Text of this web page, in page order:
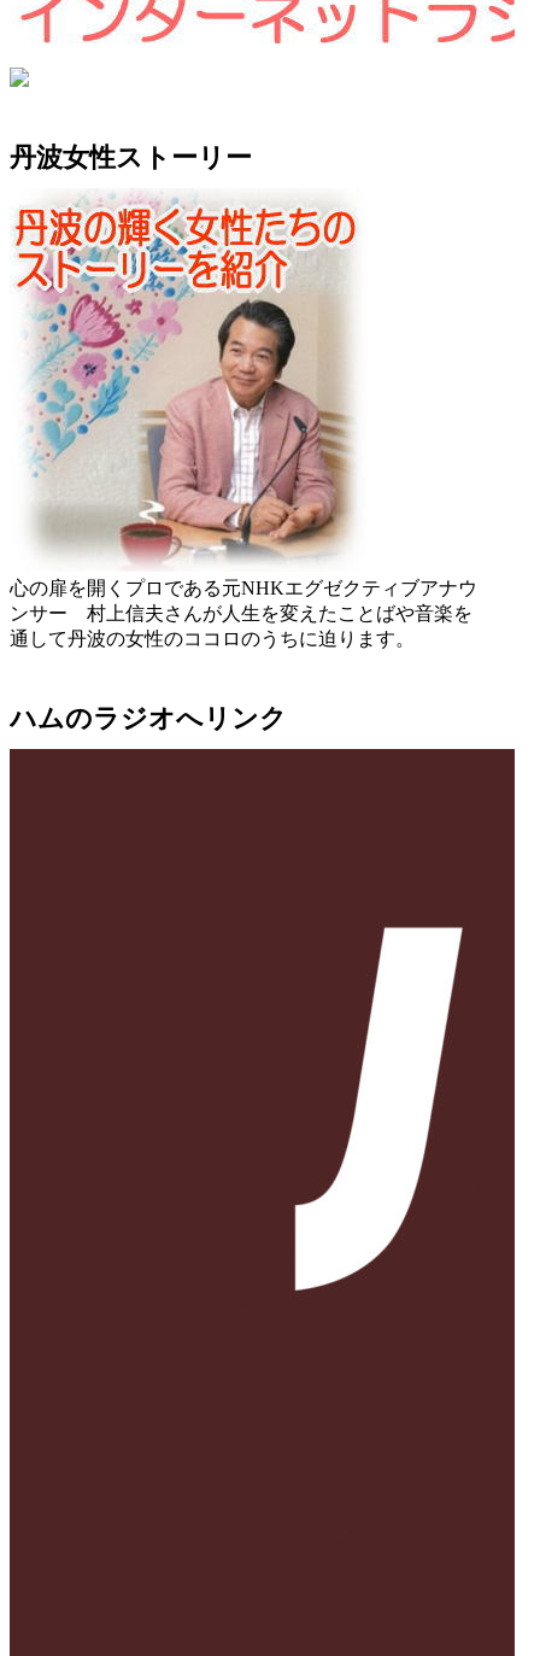
丹波女性ストーリー
心の扉を開くプロである元NHKエグゼクティブアナウ
ンサー 村上信夫さんが人生を変えたことばや音楽を
通して丹波の女性のココロのうちに迫ります。
ハムのラジオへリンク